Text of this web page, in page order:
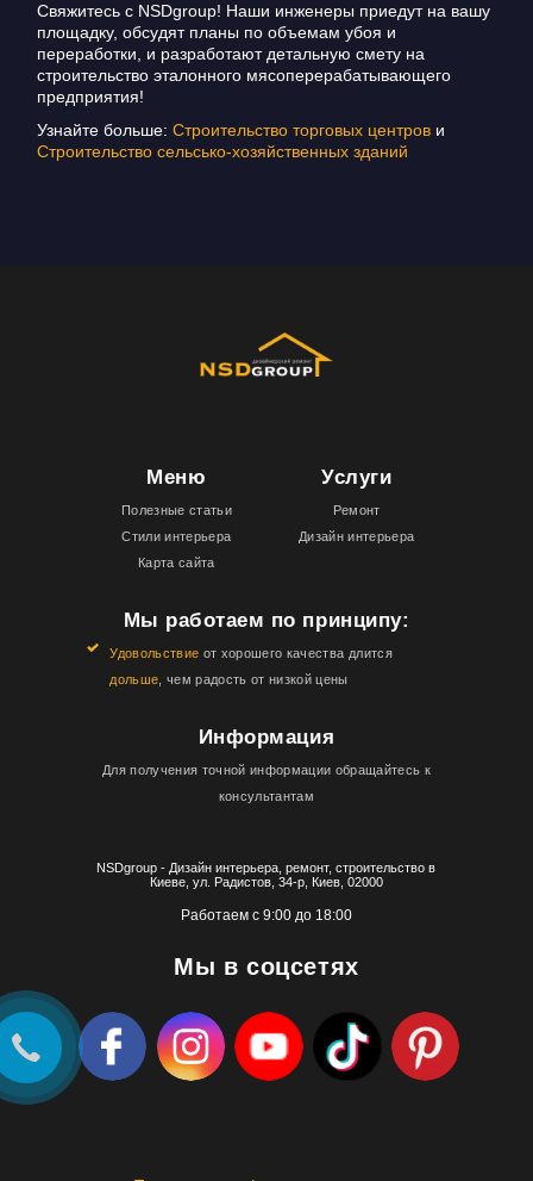
Свяжитесь с NSDgroup! Наши инженеры приедут на вашу
площадку, обсудят планы по объемам убоя и
переработки, и разработают детальную смету на
строительство эталонного мясоперерабатывающего
предприятия!
Узнайте больше: Строительство торговых центрови
Строительство сельсько-хозяйственных зданий
NSDgroup - Дизайн интерьера, ремонт, строительство в
Киеве, ул. Радистов, 34-р, Киев, 02000
Работаем с 9:00 до 18:00
Мы в соцсетях
Меню
Полезные статьи
Стили интерьера
Карта сайта
Услуги
Ремонт
Дизайн интерьера
Мы работаем по принципу:
Удовольствие от хорошего качества длится
дольше, чем радость от низкой цены
Информация
Для получения точной информации обращайтесь к
консультантам